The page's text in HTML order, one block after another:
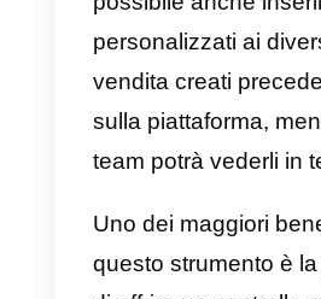
conveniente
medie aziende,
focalizzarsi
Questo
facile da usare,